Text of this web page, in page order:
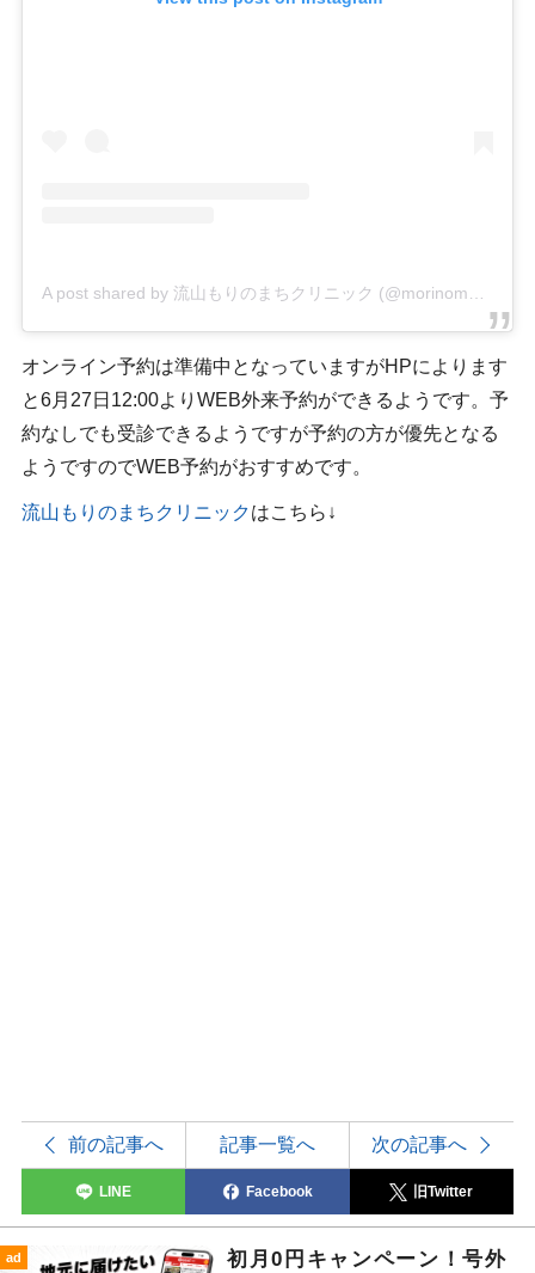
A post shared by 流山もりのまちクリニック (@morinomachi_clinic)
オンライン予約は準備中となっていますがHPによります
と6月27日12:00よりWEB外来予約ができるようです。予
約なしでも受診できるようですが予約の方が優先となる
ようですのでWEB予約がおすすめです。
流山もりのまちクリニックはこちら↓
前の記事へ 記事一覧へ 次の記事へ
LINE Facebook 旧Twitter
ad
初月0円キャンペーン！号外